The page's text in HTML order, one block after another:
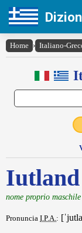
Home › Italiano-
Iutland
nome proprio maschile
Pronuncia I.P.A.: